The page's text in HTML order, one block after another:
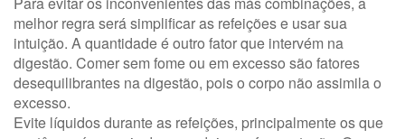
melhor regra será simplificar as refeições e usar sua
intuição. A quantidade é outro fator que intervém na
digestão. Comer sem fome ou em excesso são fatores
desequilibrantes na digestão, pois o corpo não assimila o
excesso.
Evite líquidos durante as refeições, principalmente os que